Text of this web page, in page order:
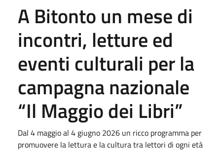
A Bitonto un mese di
incontri, letture ed
eventi culturali per la
campagna nazionale
“Il Maggio dei Libri”
Dal 4 maggio al 4 giugno 2026 un ricco programma per
promuovere la lettura e la cultura tra lettori di ogni età